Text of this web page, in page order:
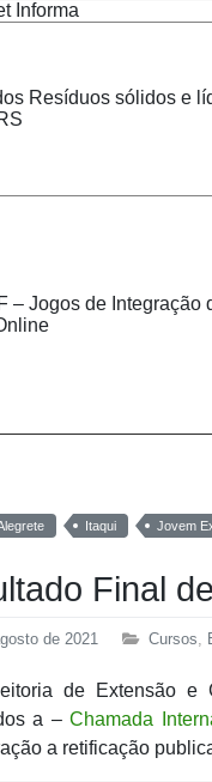
Informa
Resíduos sólidos e
– Jogos de Integração
Itaqui Jovem
Final
de 2021 Cursos,
de Extensão e
a –Chamada
a retificação